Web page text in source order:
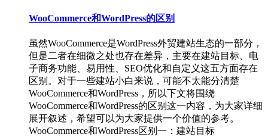
WooCommerce和WordPress的区别
虽然WooCommerce是WordPress外贸建站生态的一部分，
但是二者在细微之处也存在差异，主要在建站目标、电
子商务功能、易用性、SEO优化和自定义这五方面存在
区别。对于一些建站小白来说，可能不太能分清楚
WooCommerce和WordPress，所以下文将围绕
WooCommerce和WordPress的区别这一内容，为大家详细
展开叙述，希望可以为大家提供一个价值的参考。
WooCommerce和WordPress区别一：建站目标